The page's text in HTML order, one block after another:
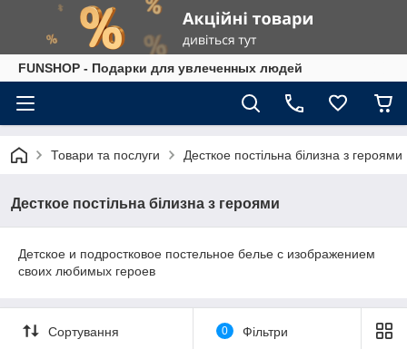
FUNSHOP - Подарки для увлеченных людей
Товари та послуги Десткое постільна білизна з героями
Десткое постільна білизна з героями
Детское и подростковое постельное белье с изображением
своих любимых героев
Сортування 0 Фільтри